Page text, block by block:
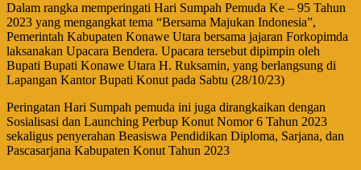
Dalam rangka memperingati Hari Sumpah Pemuda Ke – 95 Tahun
2023 yang mengangkat tema “Bersama Majukan Indonesia”,
Pemerintah Kabupaten Konawe Utara bersama jajaran Forkopimda
laksanakan Upacara Bendera. Upacara tersebut dipimpin oleh
Bupati Bupati Konawe Utara H. Ruksamin, yang berlangsung di
Lapangan Kantor Bupati Konut pada Sabtu (28/10/23)
Peringatan Hari Sumpah pemuda ini juga dirangkaikan dengan
Sosialisasi dan Launching Perbup Konut Nomor 6 Tahun 2023
sekaligus penyerahan Beasiswa Pendidikan Diploma, Sarjana, dan
Pascasarjana Kabupaten Konut Tahun 2023